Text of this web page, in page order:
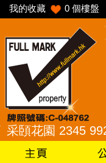
我的收藏 0 個樓盤
花園 2345 9927 /